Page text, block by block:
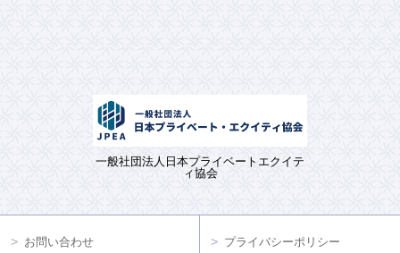
一般社団法人日本プライベートエクイテ
ィ協会
お問い合わせ プライバシーポリシー